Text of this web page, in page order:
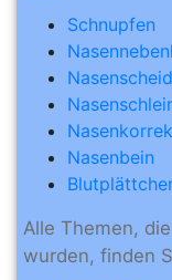
Schnupfen
Nasenbein
Alle Themen,
wurden, finden